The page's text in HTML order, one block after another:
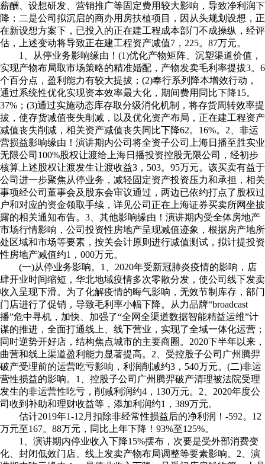
薪酬、设想研发、营销推广等固定费用较大影响，导致净利润下
降；二是公司拟沉启的商办用房扶植项目，因从头规划设想，正
在新设想方案下，已投入的正在建工程成本部门不成操纵，经评
估，上述变动将导致正在建工程资产减值7，225。87万元。
1、从停业务影响缘由！(1)优化产物矩阵、沉塑渠道价值，
实现产物布局取市场策略的精准婚配，产物发卖毛利率提拔3。6
个百分点，盈利能力有较大提拔；(2)奉行系列降本增效行动，
通过系统性优化实现资本效率最大化，期间费用同比下降15。
37%；(3)通过实施动态库存取分级消化机制，将存货周转效率提
拔，使存货减值丧失削减，以及优化资产布局，正在建工程资产
减值丧失削减，相关资产减值丧失同比下降62。16%。2、非运
营损益影响缘由！演讲期内公司将全资子公司上海日播至胜实业
无限公司100%股权让渡给上海日播投资控股无限公司，经初步
核算上述股权让渡发生让渡收益3，503。95万元。该买卖有益于
公司进一步聚焦从停业务，减轻固定资产投资压力和承担，相关
事项经公司董事会及股东会审议通过，两边已依约打点了股权过
户和对应的资金领取手续，详见公司正在上海证券买卖所网坐披
露的相关通知布告。3、其他影响缘由！演讲期内受全体房地产
市场行情影响，公司投资性房地产呈现减值迹象，根据房产地所
处区域和市场等要素，按关会计原则进行减值测试，拟计提投资
性房地产减值约1，000万元。
(一)从停业务影响。1、2020年受新冠肺炎疫情的影响，店
肆开业时间缩短，华北地域疫情多次零散分发，使公司线下发卖
收入呈现下滑。为了化解疫情的晦气影响，无效节制库存，部门
门店进行了促销，导致毛利率小幅下降。从力品牌“broadcast
播”危中寻机，加快、加强了“全网全渠道数据智能精益运维”计
谋的推进，全面打通线上、线下营业，实现了全域一体化运营；
同时逆势开好店，结构焦点城市的主要商圈。2020下半年以来，
曲营和线上渠道盈利能力显著提高。2、受控股子公司广州腾羿
破产受理前的运营吃亏影响，利润削减约3，540万元。(二)非运
营性损益的影响。1、控股子公司广州腾羿破产清理被法院受理
发生的非运营性吃亏，削减利润约4，130万元。2、2020年度公
司收到补助和理财收益等，添加利润约1，389万元。
估计2019年1-12月扣除非经常性损益后的净利润！-592。12
万元至167。88万元，同比上年下降！93%至125%。
1、演讲期内停业收入下降15%摆布，次要是受外部消费变
化、封闭低效门店、线上发卖产物布局调整等要素影响。2、演